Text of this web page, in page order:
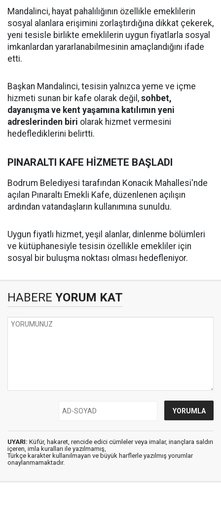
Mandalinci, hayat pahalılığının özellikle emeklilerin
sosyal alanlara erişimini zorlaştırdığına dikkat çekerek,
yeni tesisle birlikte emeklilerin uygun fiyatlarla sosyal
imkanlardan yararlanabilmesinin amaçlandığını ifade
etti.
Başkan Mandalinci, tesisin yalnızca yeme ve içme
hizmeti sunan bir kafe olarak değil, sohbet,
dayanışma ve kent yaşamına katılımın yeni
adreslerinden biri olarak hizmet vermesini
hedeflediklerini belirtti.
PINARALTI KAFE HİZMETE BAŞLADI
Bodrum Belediyesi tarafından Konacık Mahallesi'nde
açılan Pınaraltı Emekli Kafe, düzenlenen açılışın
ardından vatandaşların kullanımına sunuldu.
Uygun fiyatlı hizmet, yeşil alanlar, dinlenme bölümleri
ve kütüphanesiyle tesisin özellikle emekliler için
sosyal bir buluşma noktası olması hedefleniyor.
HABERE YORUM KAT
UYARI: Küfür, hakaret, rencide edici cümleler veya imalar, inançlara saldırı
içeren, imla kuralları ile yazılmamış,
Türkçe karakter kullanılmayan ve büyük harflerle yazılmış yorumlar
onaylanmamaktadır.